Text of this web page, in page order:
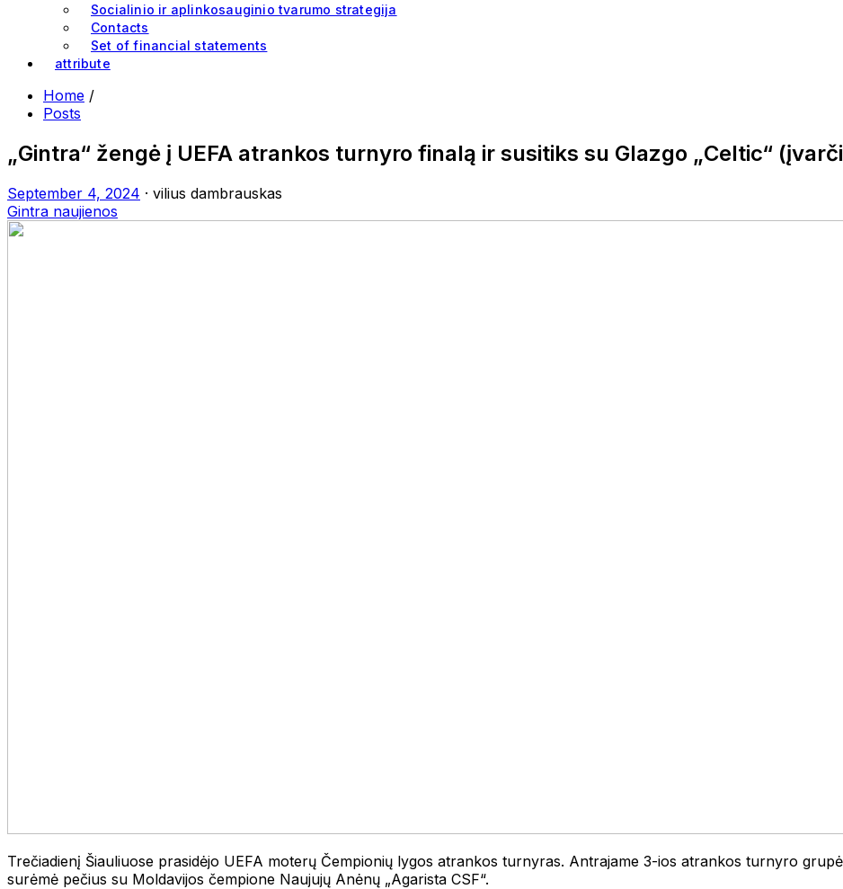
Socialinio ir aplinkosauginio tvarumo strategija
Contacts
Set of financial statements
attribute
Home /
Posts
„Gintra“ žengė į UEFA atrankos turnyro finalą ir susitiks su Glazgo „Celtic“
September 4, 2024 · vilius dambrauskas
Gintra naujienos
Trečiadienį Šiauliuose prasidėjo UEFA moterų Čempionių lygos atrankos turnyras. Antrajame 3-ios atrankos turnyro
surėmė pečius su Moldavijos čempione Naujujų Anėnų „Agarista CSF“.